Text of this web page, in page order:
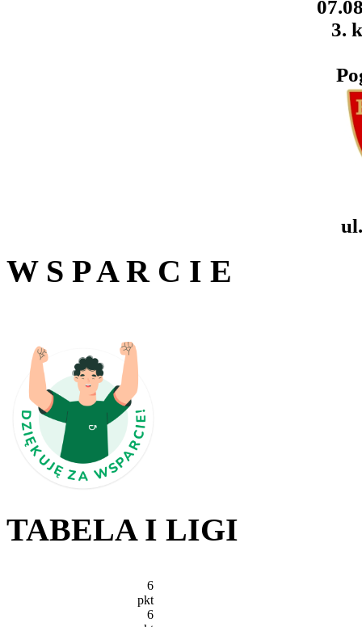
3.
W S P A R C I E
TABELA I LIGI
6
pkt
6